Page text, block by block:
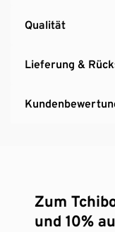
Qualität
Lieferung &
Zum
und 10%